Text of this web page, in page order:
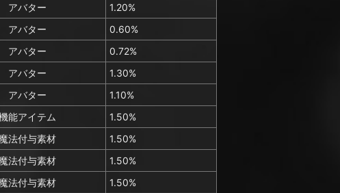
アバター
1.20%
アバター
0.60%
アバター
0.72%
アバター
1.30%
アバター
1.10%
能アイテム
1.50%
魔法付与素材
1.50%
魔法付与素材
1.50%
魔法付与素材
1.50%